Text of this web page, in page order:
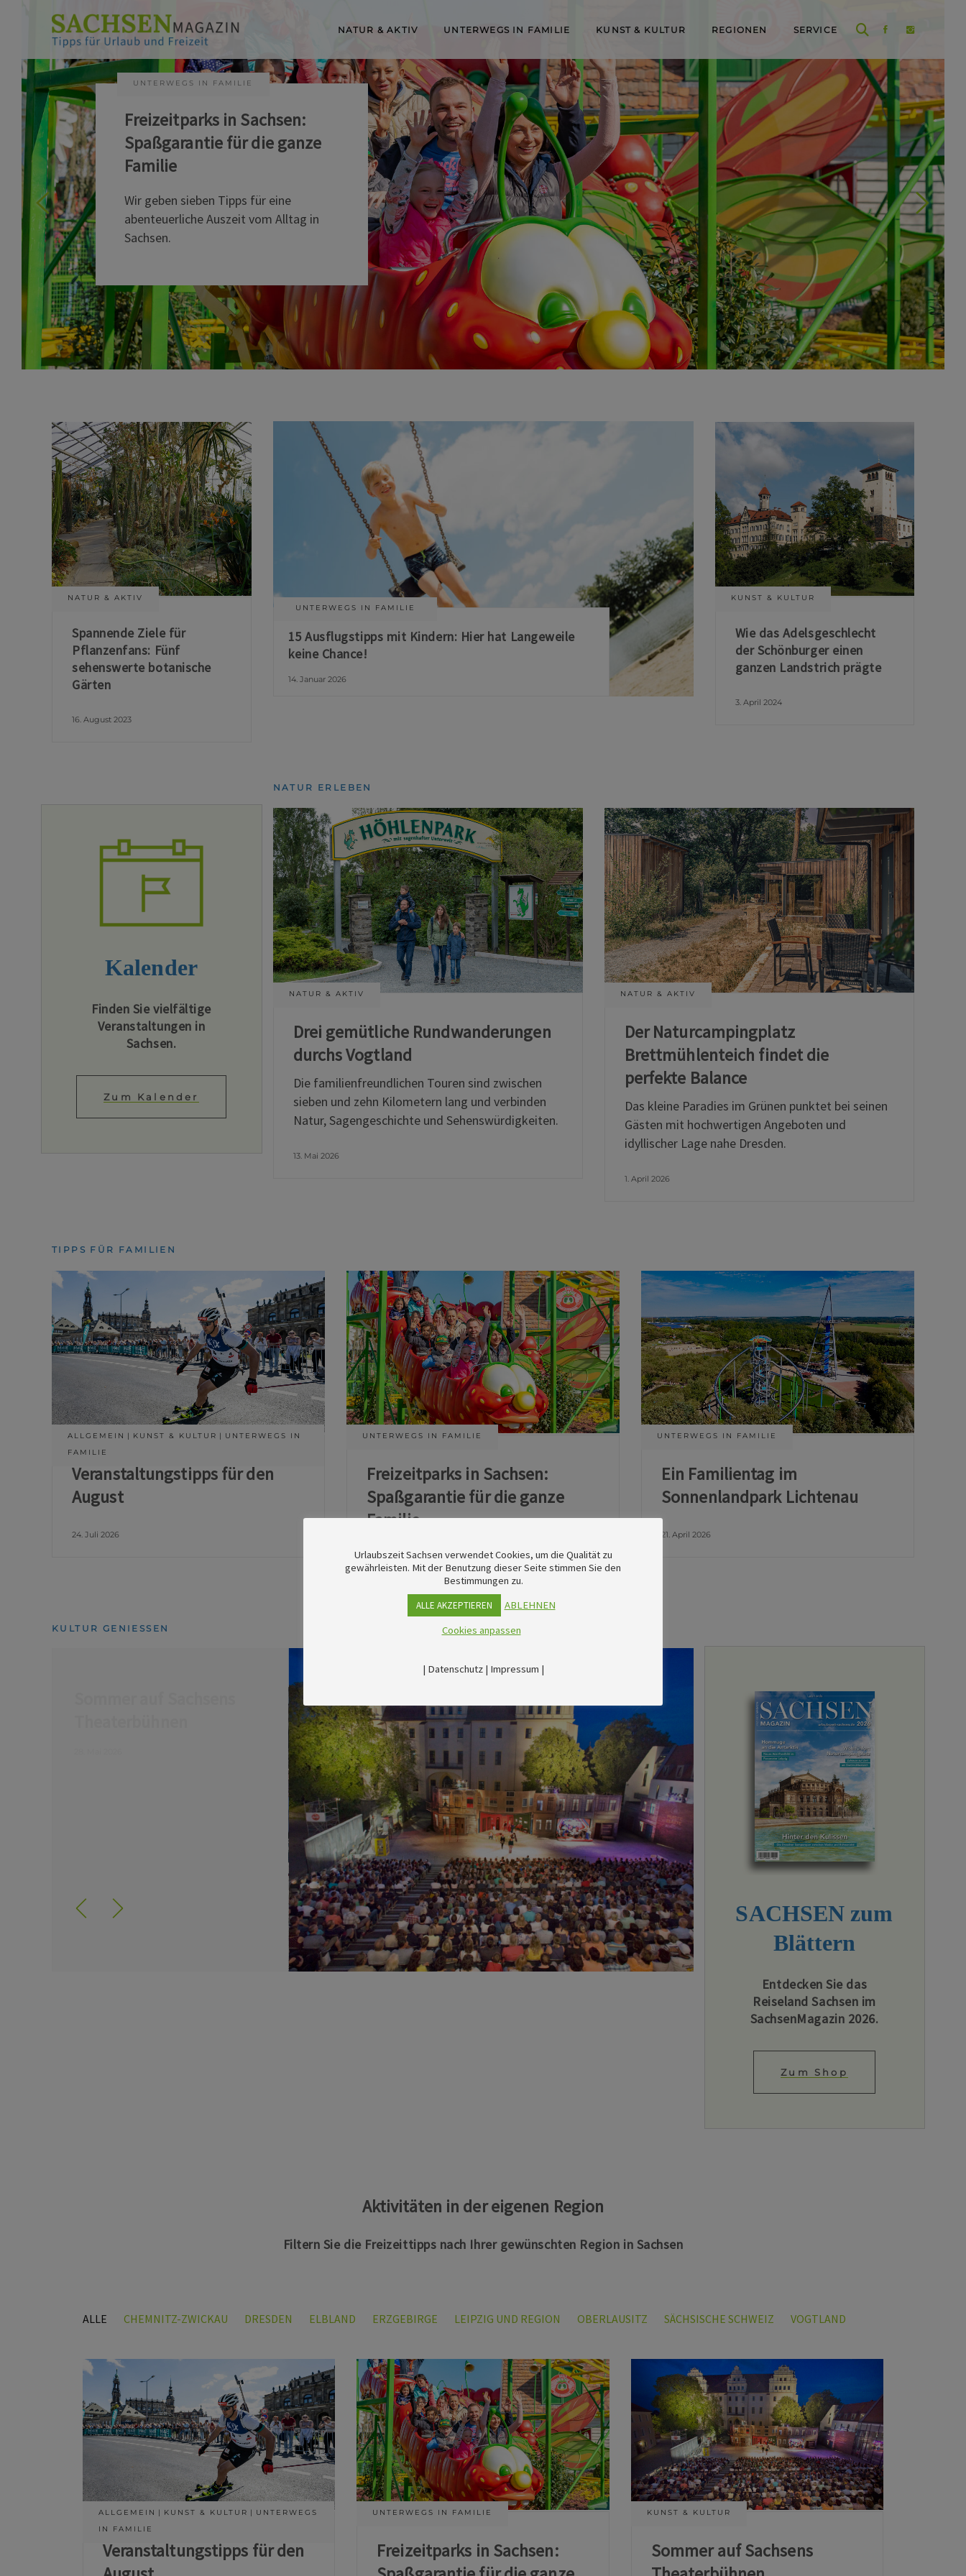
NATUR & AKTIV UNTERWEGS IN FAMILIE KUNST & KULTUR REGIONEN SERVICE
UNTERWEGS IN FAMILIE
Freizeitparks in Sachsen:
Spaßgarantie für die ganze
Familie
Wir geben sieben Tipps für eine
abenteuerliche Auszeit vom Alltag in
Sachsen.
NATUR & AKTIV
Spannende Ziele für
Pflanzenfans: Fünf
sehenswerte botanische
Gärten
16. August 2023
UNTERWEGS IN FAMILIE
15 Ausflugstipps mit Kindern: Hier hat Langeweile
keine Chance!
14. Januar 2026
KUNST & KULTUR
Wie das Adelsgeschlecht
der Schönburger einen
ganzen Landstrich prägte
3. April 2024
Kalender
Finden Sie vielfältige
Veranstaltungen in
Sachsen.
Zum Kalender
NATUR ERLEBEN
NATUR & AKTIV
Drei gemütliche Rundwanderungen
durchs Vogtland
Die familienfreundlichen Touren sind zwischen
sieben und zehn Kilometern lang und verbinden
Natur, Sagengeschichte und Sehenswürdigkeiten.
13. Mai 2026
NATUR & AKTIV
Der Naturcampingplatz
Brettmühlenteich findet die
perfekte Balance
Das kleine Paradies im Grünen punktet bei seinen
Gästen mit hochwertigen Angeboten und
idyllischer Lage nahe Dresden.
1. April 2026
TIPPS FÜR FAMILIEN
ALLGEMEIN KUNST & KULTUR
UNTERWEGS IN
FAMILIE
Veranstaltungstipps für den
August
24. Juli 2026
UNTERWEGS IN FAMILIE
Freizeitparks in Sachsen:
Spaßgarantie für die ganze
Familie
11. Juni 2026
UNTERWEGS IN FAMILIE
Ein Familientag im
Sonnenlandpark Lichtenau
21. April 2026
KULTUR GENIESSEN
SACHSEN zum
Blättern
Entdecken Sie das
Reiseland Sachsen im
SachsenMagazin 2026.
Zum Shop
Aktivitäten in der eigenen Region
Filtern Sie die Freizeittipps nach Ihrer gewünschten Region in Sachsen
ALLE CHEMNITZ-ZWICKAU DRESDEN ELBLAND ERZGEBIRGE LEIPZIG UND REGION OBERLAUSITZ SÄCHSISCHE SCHWEIZ VOGTLAND
ALLGEMEIN KUNST & KULTUR
UNTERWEGS
IN FAMILIE
Veranstaltungstipps für den
UNTERWEGS IN FAMILIE
Freizeitparks in Sachsen:
KUNST & KULTUR
Sommer auf Sachsens
Urlaubszeit Sachsen verwendet Cookies, um die Qualität zu
gewährleisten. Mit der Benutzung dieser Seite stimmen Sie den
Bestimmungen zu.
ALLE AKZEPTIEREN
ABLEHNEN
Cookies anpassen
| Datenschutz| Impressum |